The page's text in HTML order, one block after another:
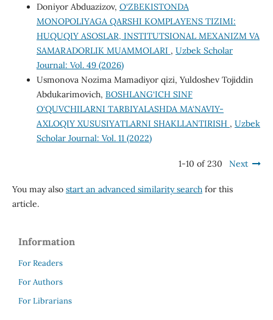
Doniyor Abduazizov, O‘ZBEKISTONDA
MONOPOLIYAGA QARSHI KOMPLAYENS TIZIMI:
HUQUQIY ASOSLAR, INSTITUTSIONAL MEXANIZM VA
SAMARADORLIK MUAMMOLARI , Uzbek Scholar
Journal: Vol. 49 (2026)
Usmonova Nozima Mamadiyor qizi, Yuldoshev Tojiddin
Abdukarimovich, BOSHLANG‘ICH SINF
O‘QUVCHILARNI TARBIYALASHDA MA‘NAVIY-
AXLOQIY XUSUSIYATLARNI SHAKLLANTIRISH , Uzbek
Scholar Journal: Vol. 11 (2022)
1-10 of 230 Next
You may also start an advanced similarity searchfor this
article.
Information
For Readers
For Authors
For Librarians